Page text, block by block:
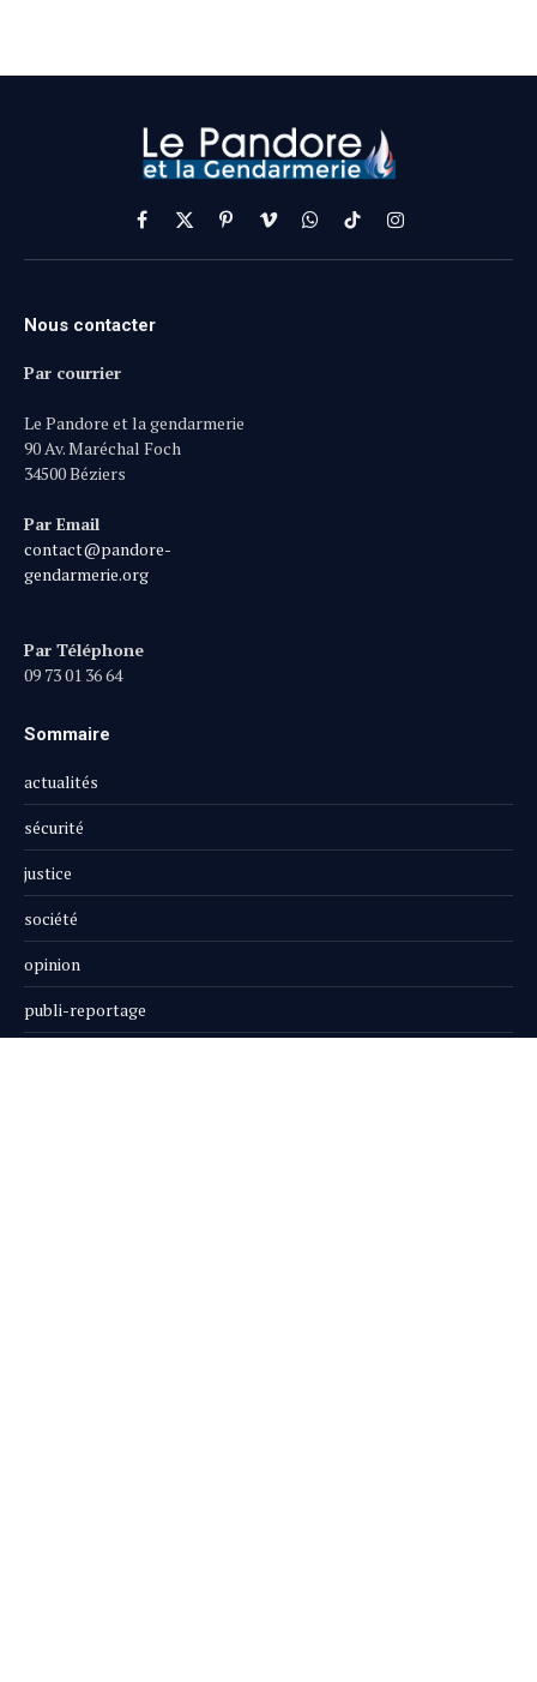
Facebook
X
(Twitter)
PinterestVimeoWhatsApp
TikTokInstagram
Nous contacter
Par courrier
Le Pandore et la gendarmerie
90 Av. Maréchal Foch
34500 Béziers
Par Email
contact@pandore-
gendarmerie.org
Par Téléphone
09 73 01 36 64
Sommaire
actualités
sécurité
justice
société
opinion
publi-reportage